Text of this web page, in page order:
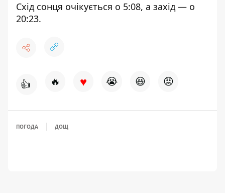
Схід сонця очікується о 5:08, а захід — о
20:23.
👍 🔥 ♥ 😭 😆 😡
ПОГОДА ДОЩ